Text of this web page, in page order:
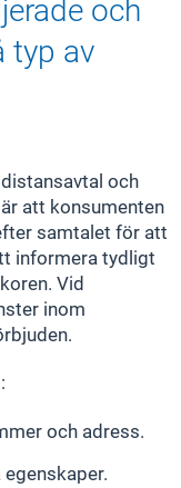
och
typ av
och
att konsumenten
samtalet för att
informera tydligt
Vid
inom
och adress.